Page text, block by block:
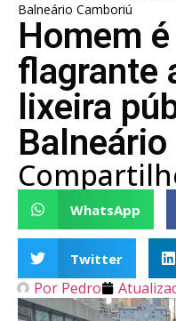
Balneário Camboriú
Homem
flagrante
lixeira
WhatsApp
Twitter
Por Pedro